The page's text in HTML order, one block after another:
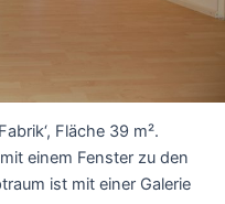
Fläche 39 m².
einem Fenster zu den
ist mit einer Galerie